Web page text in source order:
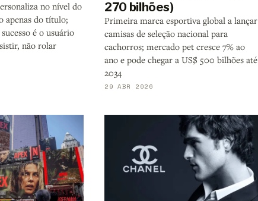
no nível do
apenas do título;
é o usuário
não rolar
270 bilhões)
Primeira marca esportiva global a lançar
camisas de seleção nacional para
cachorros; mercado pet cresce 7% ao
ano e pode chegar a US$ 500 bilhões até
2034
29 ABR 2026